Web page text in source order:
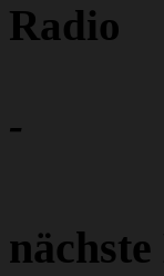
Radio
-